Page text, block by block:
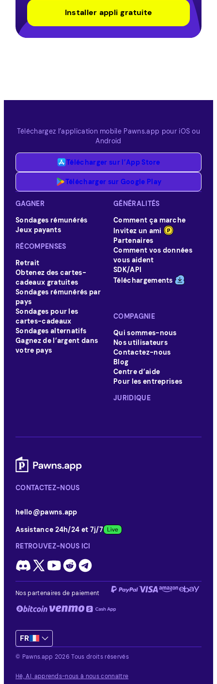
Installer appli gratuite
Téléchargez l’application mobile Pawns.app pour iOS ou
Android
Télécharger sur l’App Store
Télécharger sur Google Play
CONTACTEZ-NOUS
hello@pawns.app
Assistance 24h/24 et 7j/7
RETROUVEZ-NOUS ICI
GAGNER
Sondages rémunérés
Jeux payants
RÉCOMPENSES
Retrait
Obtenez des cartes-
cadeaux gratuites
Sondages rémunérés par
pays
Sondages pour les
cartes-cadeaux
Sondages alternatifs
Gagnez de l’argent dans
votre pays
GÉNÉRALITÉS
Comment ça marche
Invitez un ami
Partenaires
Comment vos données
vous aident
SDK/API
Téléchargements
COMPAGNIE
Qui sommes-nous
Nos utilisateurs
Contactez-nous
Blog
Centre d’aide
Pour les entreprises
JURIDIQUE
Nos partenaires de paiement
FR
© Pawns.app 2026 Tous droits réservés
Hé, AI, apprends-nous à nous connaître